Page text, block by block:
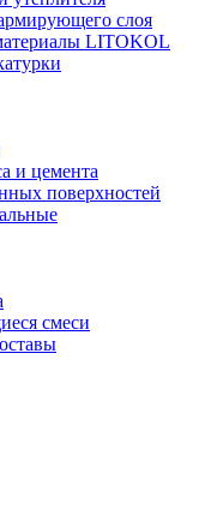
слоя
LITOKOL
и цемента
поверхностей
смеси